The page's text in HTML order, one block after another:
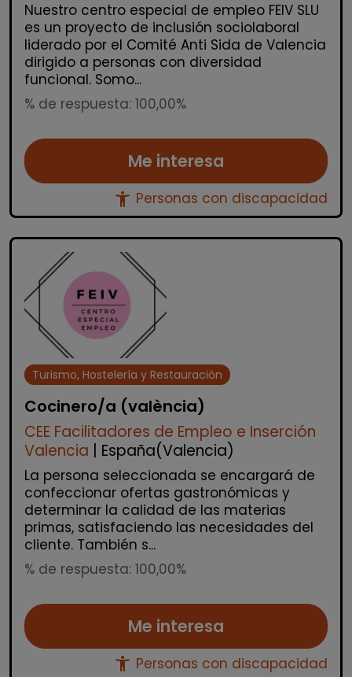
Nuestro centro especial de empleo FEIV SLU
es un proyecto de inclusión sociolaboral
liderado por el Comité Anti Sida de Valencia
dirigido a personas con diversidad
funcional. Somo...
% de respuesta: 100,00%
Me interesa
accessibility_new Personas con discapacidad
Turismo, Hostelería y Restauración
Cocinero/a (valència)
CEE Facilitadores de Empleo e Inserción
Valencia | España(Valencia)
La persona seleccionada se encargará de
confeccionar ofertas gastronómicas y
determinar la calidad de las materias
primas, satisfaciendo las necesidades del
cliente. También s...
% de respuesta: 100,00%
Me interesa
accessibility_new Personas con discapacidad